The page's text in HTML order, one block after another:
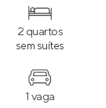
2 quartos
sem suítes
1 vaga